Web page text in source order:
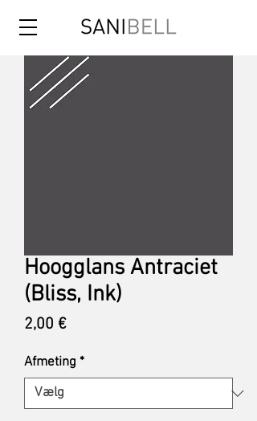
Hoogglans Antraciet
(Bliss, Ink)
2,00 €Pris
Afmeting *